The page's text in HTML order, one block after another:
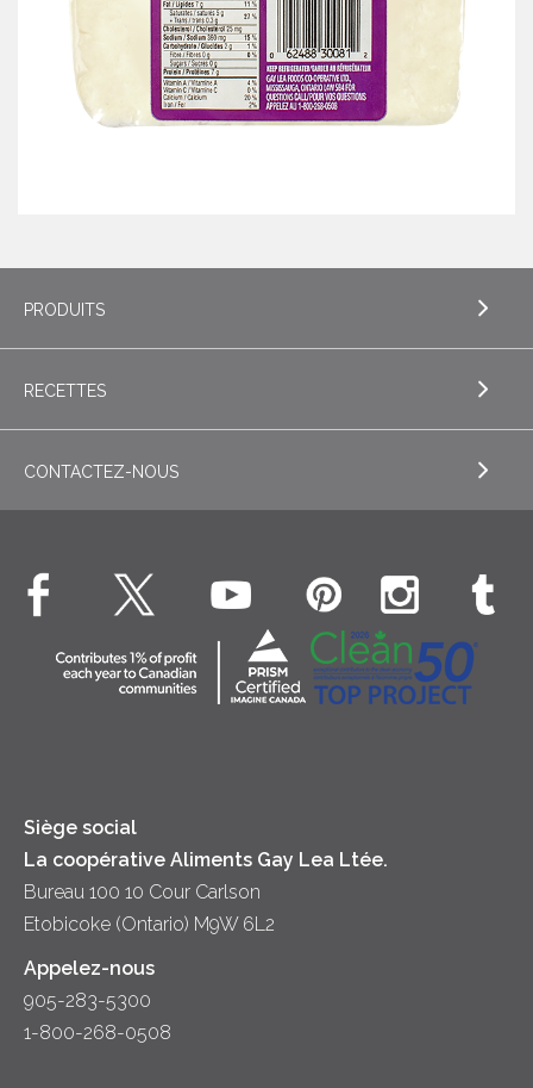
PRODUITS
EXPLORE PRODUITS
Véritable crème fouettée
Crème sure
RECETTES
EXPLORE RECETTES
Déjeuner
CONTACTEZ-NOUS
Contactez-nous
Location
Siège social
La coopérative Aliments Gay Lea Ltée.
Bureau 100 10 Cour Carlson
Etobicoke (Ontario) M9W 6L2
Appelez-nous
905-283-5300
1-800-268-0508